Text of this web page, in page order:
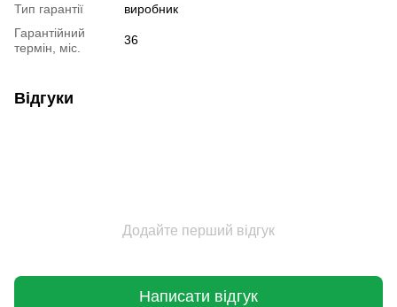
Тип гарантії
виробник
Гарантійний
термін, міс.
36
Відгуки
Додайте перший відгук
Написати відгук